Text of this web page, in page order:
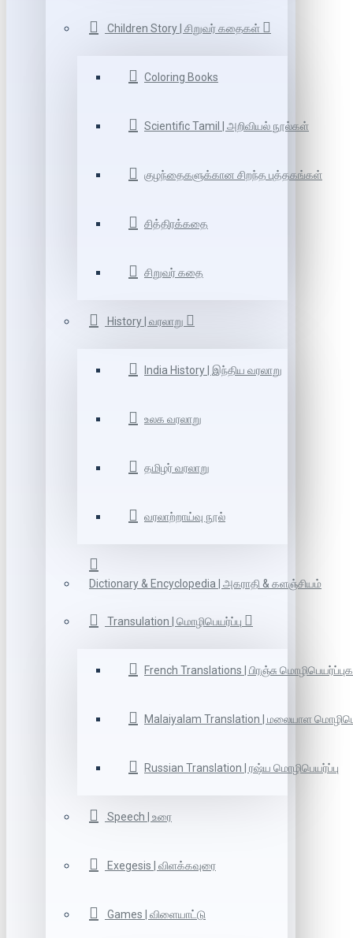
Children Story | சிறுவர் கதைகள்
Coloring Books
Scientific Tamil | அறிவியல் நூல்கள்
குழந்தைகளுக்கான சிறந்த புத்தகங்கள்
சித்திரக்கதை
சிறுவர் கதை
History | வரலாறு
India History | இந்திய வரலாறு
உலக வரலாறு
தமிழர் வரலாறு
வரலாற்றாய்வு நூல்
Dictionary & Encyclopedia | அகராதி & களஞ்சியம்
Transulation | மொழிபெயர்ப்பு
French Translations | பிரஞ்சு
Malaiyalam Translation | மலையாள
Russian Translation | ரஷ்ய மொழிபெயர்ப்பு
Speech | உரை
Exegesis | விளக்கவுரை
Games | விளையாட்டு